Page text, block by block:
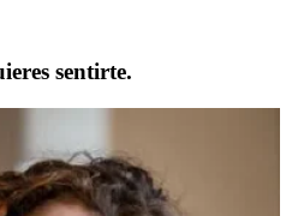
sentirte.